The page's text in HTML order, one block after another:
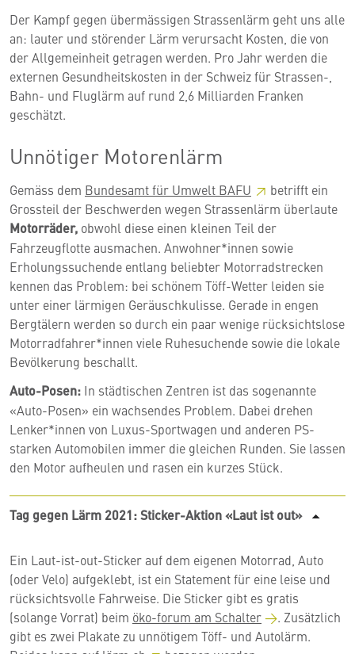
Der Kampf gegen übermässigen Strassenlärm geht uns alle
an: lauter und störender Lärm verursacht Kosten, die von
der Allgemeinheit getragen werden. Pro Jahr werden die
externen Gesundheitskosten in der Schweiz für Strassen-,
Bahn- und Fluglärm auf rund 2,6 Milliarden Franken
geschätzt.
Unnötiger Motorenlärm
Gemäss dem Bundesamt für Umwelt BAFU
betrifft ein
Grossteil der Beschwerden wegen Strassenlärm überlaute
Motorräder, obwohl diese einen kleinen Teil der
Fahrzeugflotte ausmachen. Anwohner*innen sowie
Erholungssuchende entlang beliebter Motorradstrecken
kennen das Problem: bei schönem Töff-Wetter leiden sie
unter einer lärmigen Geräuschkulisse. Gerade in engen
Bergtälern werden so durch ein paar wenige rücksichtslose
Motorradfahrer*innen viele Ruhesuchende sowie die lokale
Bevölkerung beschallt.
Auto-Posen: In städtischen Zentren ist das sogenannte
«Auto-Posen» ein wachsendes Problem. Dabei drehen
Lenker*innen von Luxus-Sportwagen und anderen PS-
starken Automobilen immer die gleichen Runden. Sie lassen
den Motor aufheulen und rasen ein kurzes Stück.
Tag gegen Lärm 2021: Sticker-Aktion «Laut ist out»
Ein Laut-ist-out-Stickerauf dem eigenen Motorrad, Auto
(oder Velo) aufgeklebt, ist ein Statement für eine leise und
rücksichtsvolle Fahrweise. Die Sticker gibt es gratis
(solange Vorrat) beim öko-forum am Schalter
. Zusätzlich
gibt es zwei Plakate zu unnötigem Töff- und Autolärm.